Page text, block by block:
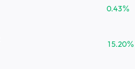
0.43%
15.20%